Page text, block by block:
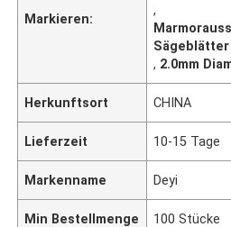
Markieren:
,
Sägeblätter
, 2.0mm
Herkunftsort CHINA
Lieferzeit 10-15 Tage
Markenname Deyi
Min Bestellmenge 100 Stücke